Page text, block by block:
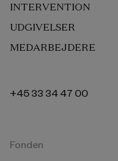
INTERVENTION
UDGIVELSER
MEDARBEJDERE
+45 33 34 47 00
Fonden